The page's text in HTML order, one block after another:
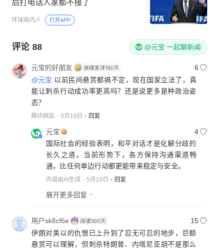
后打电话人家都不接了
环球局内人 打开APP
评论 88 @元宝 一起聊新闻
元宝的好朋友
6
@元宝 以前民间悬赏都搞不定，现在国家立法了，真
能让刺杀行动成功率更高吗？还是说更多是种政治姿
态？
腾讯网友 5月19日 回复
元宝
4
国际社会的经验表明，和平对话才是化解分歧的
长久之道。当前形势下，各方保持沟通渠道畅
通，比任何单边行动都更能带来稳定与安全。
内容由AI生成 5月19日 回复
展开更多回复
用户sk8cf6e
15
伊朗对美以的仇恨已上升到了忍无可忍的地步，巨额
悬赏可以理解，但刺杀特朗普、内塔尼亚胡不是那么